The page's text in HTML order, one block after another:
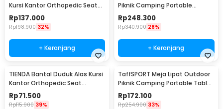
Kursi Kantor Orthopedic Seat
Cushion 2 PCS - SK46
Rp137.000
Rp198.900 32%
+ Keranjang
Piknik Camping Portable
118x59x43.5cm - ST12
Rp248.300
Rp340.900 28%
+ Keranjang
TIENDA Bantal Duduk Alas Kursi
Kantor Orthopedic Seat
Cushion U Shaped - TD18
Rp71.500
Rp115.900 39%
TaffSPORT Meja Lipat Outdoor
Piknik Camping Portable Table
with Bag 95x55x50cm - AF59
Rp172.100
Rp254.900 33%